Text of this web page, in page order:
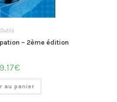
Outils
– 2ème édition
€
au panier